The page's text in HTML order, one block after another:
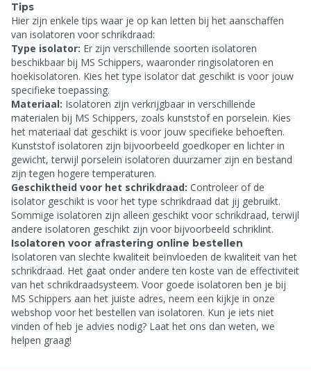
Tips
Hier zijn enkele tips waar je op kan letten bij het aanschaffen
van isolatoren voor schrikdraad:
Type isolator: Er zijn verschillende soorten isolatoren
beschikbaar bij MS Schippers, waaronder ringisolatoren en
hoekisolatoren. Kies het type isolator dat geschikt is voor jouw
specifieke toepassing.
Materiaal: Isolatoren zijn verkrijgbaar in verschillende
materialen bij MS Schippers, zoals kunststof en porselein. Kies
het materiaal dat geschikt is voor jouw specifieke behoeften.
Kunststof isolatoren zijn bijvoorbeeld goedkoper en lichter in
gewicht, terwijl porselein isolatoren duurzamer zijn en bestand
zijn tegen hogere temperaturen.
Geschiktheid voor het schrikdraad: Controleer of de
isolator geschikt is voor het type schrikdraad dat jij gebruikt.
Sommige isolatoren zijn alleen geschikt voor schrikdraad, terwijl
andere isolatoren geschikt zijn voor bijvoorbeeld schriklint.
Isolatoren voor afrastering online bestellen
Isolatoren van slechte kwaliteit beïnvloeden de kwaliteit van het
schrikdraad. Het gaat onder andere ten koste van de effectiviteit
van het schrikdraadsysteem. Voor goede isolatoren ben je bij
MS Schippers aan het juiste adres, neem een kijkje in onze
webshop voor het bestellen van isolatoren. Kun je iets niet
vinden of heb je advies nodig? Laat het ons dan weten, we
helpen graag!